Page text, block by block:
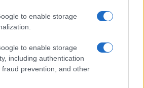
to enable storage
to enable storage
including authentication
prevention, and other
Hunziker in Gallura, bella anche dal
amico vip svela come fa
dopo le polemiche il centro
minori chiude